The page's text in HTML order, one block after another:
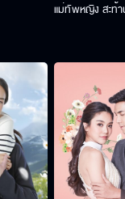
แม่ทัพหญิง สะท้